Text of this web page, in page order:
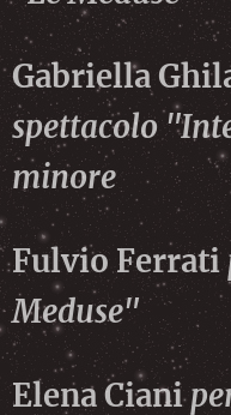
Gabriella
spettacolo
minore
Fulvio Ferrati
Meduse"
Elena Ciani